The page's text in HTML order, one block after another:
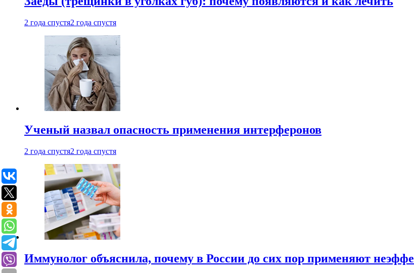
2 года спустя2 года спустя
Ученый назвал опасность применения интерферонов
2 года спустя2 года спустя
Иммунолог объяснила, почему в России до сих пор применяют